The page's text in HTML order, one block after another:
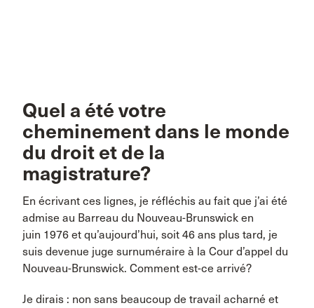
Quel a été votre
cheminement dans le monde
du droit et de la
magistrature?
En écrivant ces lignes, je réfléchis au fait que j’ai été
admise au Barreau du Nouveau-Brunswick en
juin 1976 et qu’aujourd’hui, soit 46 ans plus tard, je
suis devenue juge surnuméraire à la Cour d’appel du
Nouveau-Brunswick. Comment est-ce arrivé?
Je dirais : non sans beaucoup de travail acharné et